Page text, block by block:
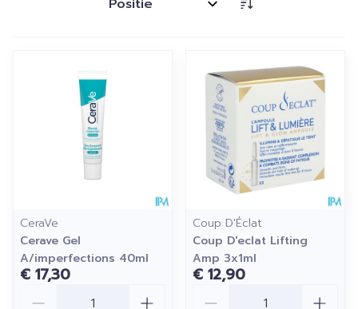
Sorteer op:
CeraVe
Cerave Gel
A/imperfections 40ml
€ 17,30
Coup D'Éclat
Coup D'eclat Lifting
Amp 3x1ml
€ 12,90